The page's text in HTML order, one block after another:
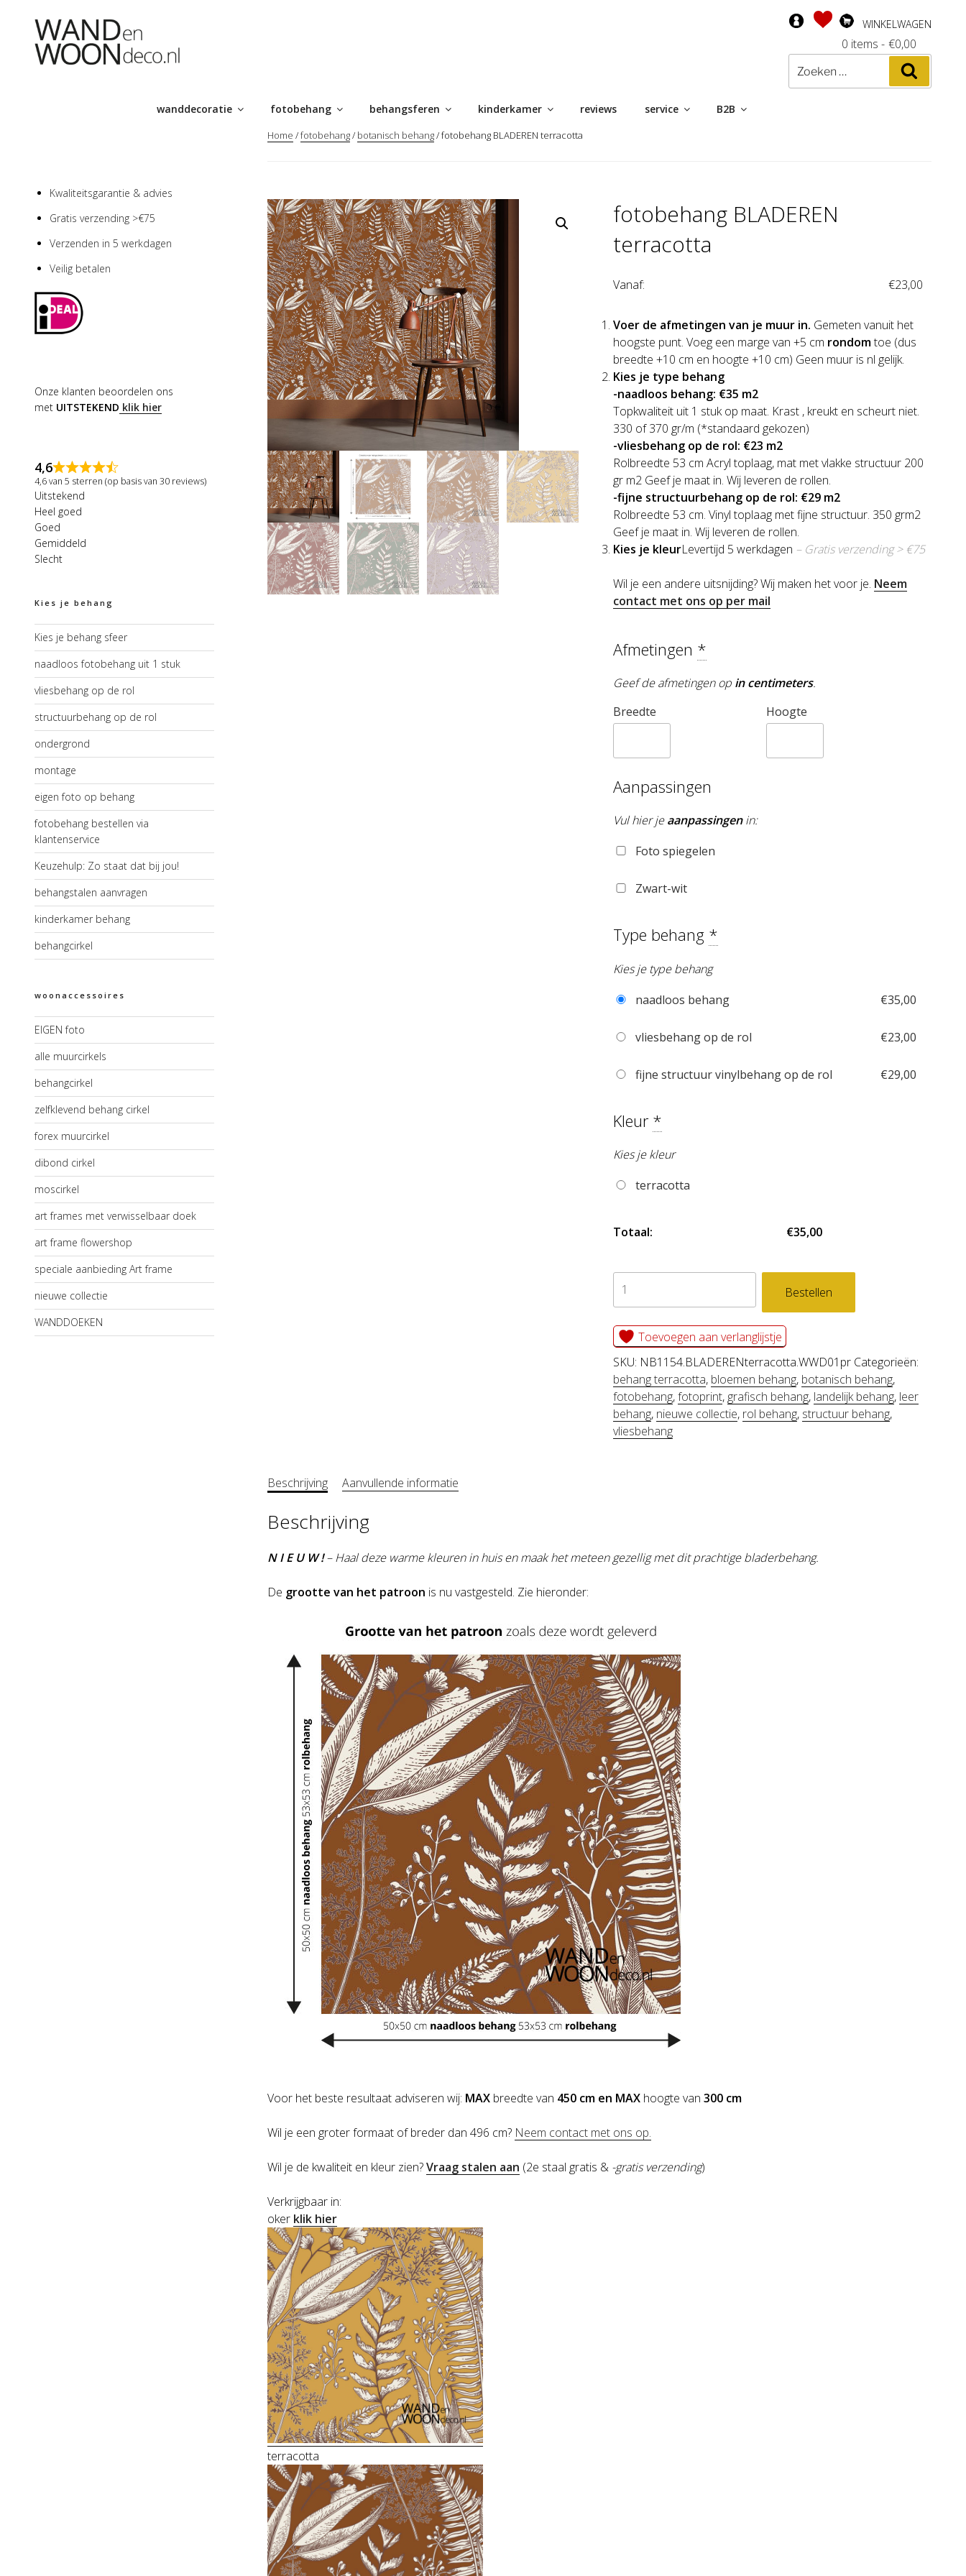
WINKELWAGEN
- €0,00
0 items
Zoeken
naar:
wanddecoratie fotobehang behangsferen kinderkamer reviews service B2B
Home /fotobehang/ botanisch behang/ fotobehang BLADEREN terracotta
fotobehang BLADEREN
terracotta
Vanaf: €23,00
Voer de afmetingen van je muur in. Gemeten vanuit het
hoogste punt. Voeg een marge van +5 cm rondomtoe (dus
breedte +10 cm en hoogte +10 cm) Geen muur is nl gelijk.
Kies je type behang
-naadloos behang: €35 m2
Topkwaliteit uit 1 stuk op maat. Krast , kreukt en scheurt niet.
330 of 370 gr/m (*standaard gekozen)
-vliesbehang op de rol: €23 m2
Rolbreedte 53 cm Acryl toplaag, mat met vlakke structuur 200
gr m2 Geef je maat in. Wij leveren de rollen.
-fijne structuurbehang op de rol: €29 m2
Rolbreedte 53 cm. Vinyl toplaag met fijne structuur. 350 grm2
Geef je maat in. Wij leveren de rollen.
Kies je kleurLevertijd 5 werkdagen – Gratis verzending > €75
Wil je een andere uitsnijding? Wij maken het voor je. Neem
contact met ons op per mail
Afmetingen *
Geef de afmetingen op in centimeters.
Breedte
Hoogte
Aanpassingen
Vul hier jeaanpassingenin:
Foto spiegelen
Zwart-wit
Type behang *
Kies je type behang
naadloos behang
€35,00
vliesbehang op de rol €23,00
fijne structuur vinylbehang op de rol €29,00
Kleur *
Kies je kleur
terracotta
Totaal: €35,00
fotobehang
BLADEREN
terracotta
aantal
Bestellen
Toevoegen aan verlanglijstje
SKU: NB1154.BLADERENterracotta.WWD01pr Categorieën:
behang terracotta, bloemen behang, botanisch behang,
fotobehang,fotoprint, grafisch behang, landelijk behang, leer
behang, nieuwe collectie, rol behang, structuur behang,
vliesbehang
Beschrijving Aanvullende informatie
Beschrijving
N I E U W !– Haal deze warme kleuren in huis en maak het meteen gezellig met dit prachtige bladerbehang.
De grootte van het patroon is nu vastgesteld. Zie hieronder:
Voor het beste resultaat adviseren wij: MAX breedte van 450 cm en MAX hoogte van300 cm
Wil je een groter formaat of breder dan 496 cm? Neem contact met ons op.
Wil je de kwaliteit en kleur zien?Vraag stalen aan (2e staal gratis & -gratis verzending)
Verkrijgbaar in:
oker klik hier
terracotta
Kwaliteitsgarantie & advies
Gratis verzending >€75
Verzenden in 5 werkdagen
Veilig betalen
Onze klanten beoordelen ons
met UITSTEKEND klik hier
4,6
4,6 van 5 sterren (op basis van 30 reviews)
Uitstekend
Heel goed
Goed
Gemiddeld
Slecht
Kies je behang
Kies je behang sfeer
naadloos fotobehang uit 1 stuk
vliesbehang op de rol
structuurbehang op de rol
ondergrond
montage
eigen foto op behang
fotobehang bestellen via
klantenservice
Keuzehulp: Zo staat dat bij jou!
behangstalen aanvragen
kinderkamer behang
behangcirkel
woonaccessoires
EIGEN foto
alle muurcirkels
behangcirkel
zelfklevend behang cirkel
forex muurcirkel
dibond cirkel
moscirkel
art frames met verwisselbaar doek
art frame flowershop
speciale aanbieding Art frame
nieuwe collectie
WANDDOEKEN